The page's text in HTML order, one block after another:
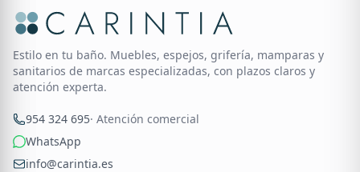
Además, con un mueble de baño auxiliar puedes tener
siempre a mano tus productos esenciales: desde
cremas y toallas, hasta esos potingues que usas a
diario y que no quieres dejar tirados en cualquier lado.
todos los gustos
No hay un solo tipo de mueble auxiliar, sino una
Estilo en tu baño. Muebles, espejos, grifería, mamparas y
sanitarios de marcas especializadas, con plazos claros y
atención experta.
954 324 695· Atención comercial
WhatsApp
info@carintia.es